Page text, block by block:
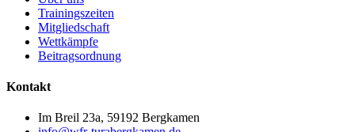
Trainingszeiten
Mitgliedschaft
Wettkämpfe
Beitragsordnung
Kontakt
Im Breil 23a, 59192 Bergkamen